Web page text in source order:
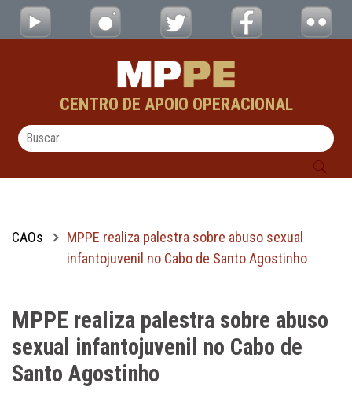
Pular para o Conteúdo principal
MPPE realiza palestra sobre abuso sexual
CENTRO DE APOIO OPERACIONAL
CAOs
MPPE realiza palestra sobre abuso sexual
infantojuvenil no Cabo de Santo Agostinho
MPPE realiza palestra sobre abuso
sexual infantojuvenil no Cabo de
Santo Agostinho